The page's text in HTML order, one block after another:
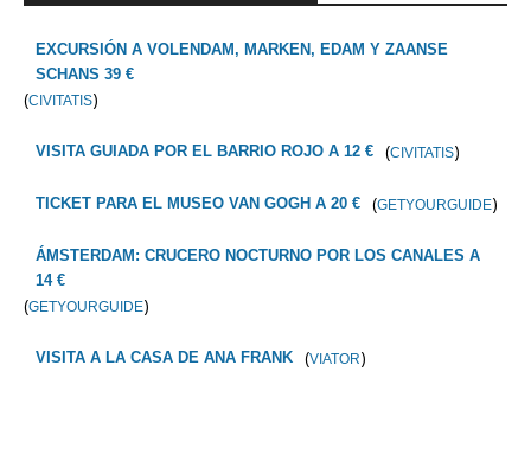
EXCURSIÓN A VOLENDAM, MARKEN, EDAM Y ZAANSE
SCHANS 39 €
(CIVITATIS)
VISITA GUIADA POR EL BARRIO ROJO A 12 € (CIVITATIS)
TICKET PARA EL MUSEO VAN GOGH A 20 € (GETYOURGUIDE)
ÁMSTERDAM: CRUCERO NOCTURNO POR LOS CANALES A
14 €
(GETYOURGUIDE)
VISITA A LA CASA DE ANA FRANK (VIATOR)